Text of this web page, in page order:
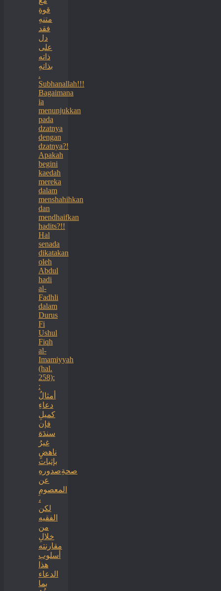
قوةِ
متنهِ
فقد
دل
على
ذاته
بذاتهِ
.
Subhanallah!!!
Bagaimana
ia
menunjukkan
pada
dzatnya
dengan
dzatnya?!
Apakah
begini
kaedah
mereka
dalam
menshahihkan
dan
mendhaifkan
hadits?!!
Hal
senada
dikatakan
oleh
Abdul
hadi
al-
Fadhli
dalam
Durus
Fi
Ushul
Fiqh
al-
Imamiyyah
(hal.
258):
:
أمثالُ
دعاءِ
كميلِ
فإن
سندَهَ
غيرُ
ناهضٍ
بإثبات
صحةِصدورهِ
عن
المعصومِ
،
لكن
الفقيه
من
خلالِ
مقارنته
أسلوب
هذا
الدعاء
بما